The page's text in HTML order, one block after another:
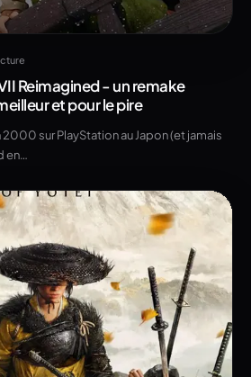
Reimagined - un remake
et pour le pire
2000 sur PlayStation au Japon (et jamais
en…